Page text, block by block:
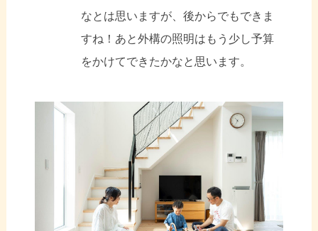
なとは思いますが、後からでもできま
すね！あと外構の照明はもう少し予算
をかけてできたかなと思います。